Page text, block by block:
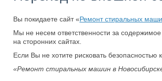
Вы покидаете сайт «Ремонт стиральных
Мы не несем ответственности за содержимое
на сторонних сайтах.
Если Вы не хотите рисковать
«Ремонт стиральных машин в